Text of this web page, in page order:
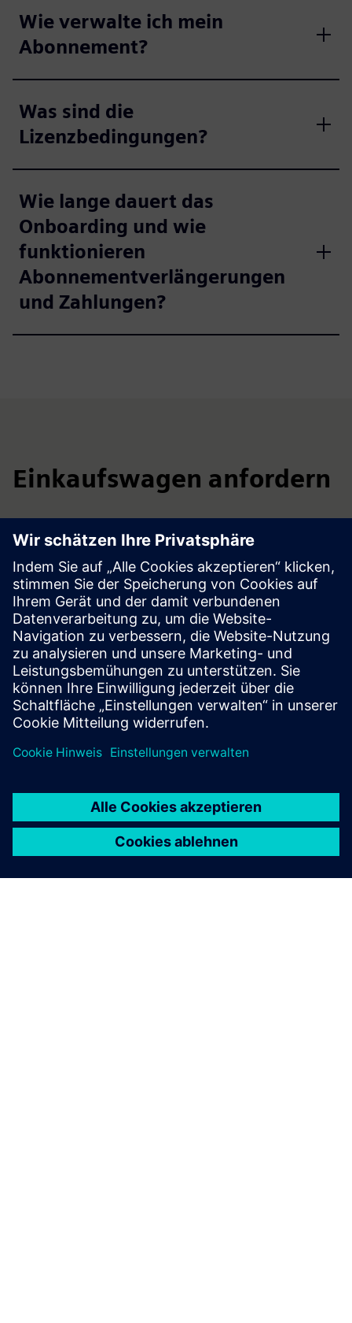
Wie verwalte ich mein
Abonnement?
Was sind die
Lizenzbedingungen?
Wie lange dauert das
Onboarding und wie
funktionieren
Abonnementverlängerungen
und Zahlungen?
Einkaufswagen anfordern
Bitte füllen Sie das Formular aus. Nach einer
Exportkontrolle erhalten Sie einen Link zu unserem
Abonnement-Manager, über den Sie die Software bestellen
und bezahlen können. Für alternative Lizenzoptionen
wenden Sie sich bitte an den Vertrieb:pti-pss-
sales.si@siemens.com